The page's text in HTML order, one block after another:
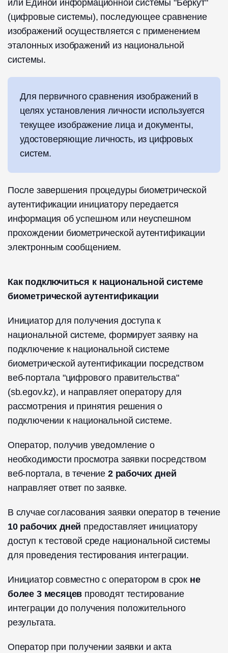
или Единой информационной системы "Беркут"
(цифровые системы), последующее сравнение
изображений осуществляется с применением
эталонных изображений из национальной
системы.
Для первичного сравнения изображений в
целях установления личности используется
текущее изображение лица и документы,
удостоверяющие личность, из цифровых
систем.
После завершения процедуры биометрической
аутентификации инициатору передается
информация об успешном или неуспешном
прохождении биометрической аутентификации
электронным сообщением.
Как подключиться к национальной системе
биометрической аутентификации
Инициатор для получения доступа к
национальной системе, формирует заявку на
подключение к национальной системе
биометрической аутентификации посредством
веб-портала "цифрового правительства"
(sb.egov.kz), и направляет оператору для
рассмотрения и принятия решения о
подключении к национальной системе.
Оператор, получив уведомление о
необходимости просмотра заявки посредством
веб-портала, в течение 2 рабочих дней
направляет ответ по заявке.
В случае согласования заявки оператор в течение
10 рабочих дней предоставляет инициатору
доступ к тестовой среде национальной системы
для проведения тестирования интеграции.
Инициатор совместно с оператором в срок не
более 3 месяцев проводят тестирование
интеграции до получения положительного
результата.
Оператор при получении заявки и акта